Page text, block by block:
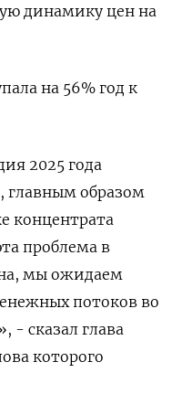
динамику цен на
на 56% год к
2025 года
образом
концентрата
проблема в
мы ожидаем
потоков во
- сказал глава
которого